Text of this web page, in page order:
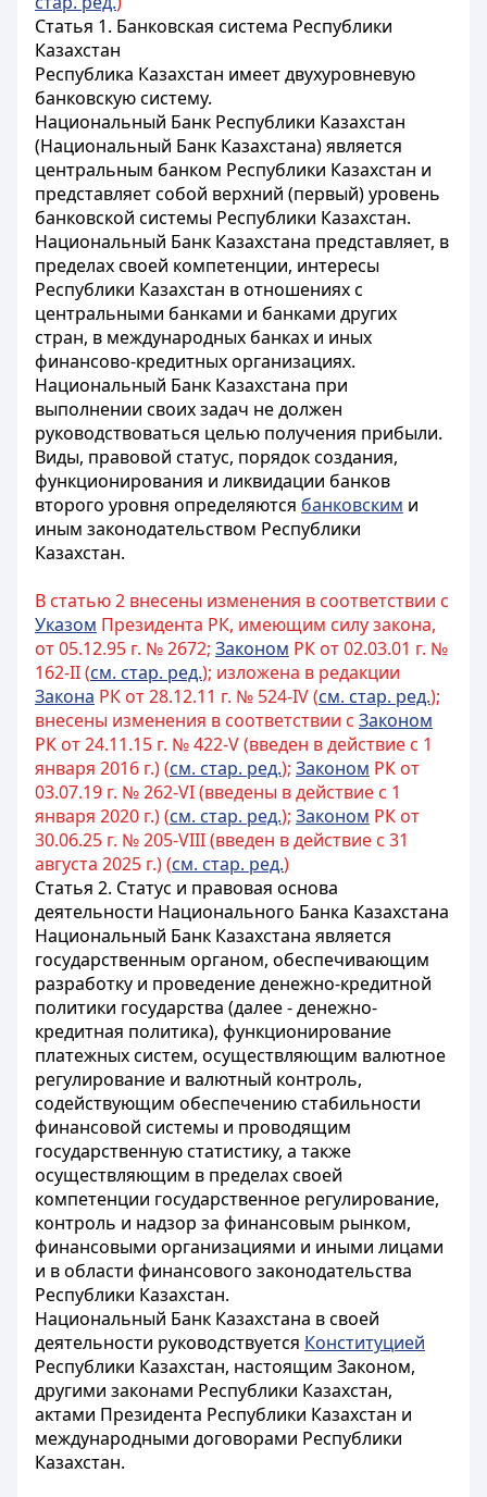
Статья 1. Банковская система Республики
Казахстан
Республика Казахстан имеет двухуровневую
банковскую систему.
Национальный Банк Республики Казахстан
(Национальный Банк Казахстана) является
центральным банком Республики Казахстан и
представляет собой верхний (первый) уровень
банковской системы Республики Казахстан.
Национальный Банк Казахстана представляет, в
пределах своей компетенции, интересы
Республики Казахстан в отношениях с
центральными банками и банками других
стран, в международных банках и иных
финансово-кредитных организациях.
Национальный Банк Казахстана при
выполнении своих задач не должен
руководствоваться целью получения прибыли.
Виды, правовой статус, порядок создания,
функционирования и ликвидации банков
второго уровня определяются банковским и
иным законодательством Республики
Казахстан.
В статью 2 внесены изменения в соответствии с
Указом Президента РК, имеющим силу закона,
от 05.12.95 г. № 2672; Законом РК от 02.03.01 г. №
162-II (см. стар. ред.); изложена в редакции
Закона РК от 28.12.11 г. № 524-IV (см. стар. ред.);
внесены изменения в соответствии с Законом
РК от 24.11.15 г. № 422-V (введен в действие с 1
января 2016 г.) (см. стар. ред.); Законом РК от
03.07.19 г. № 262-VI (введены в действие с 1
января 2020 г.) (см. стар. ред.); Законом РК от
30.06.25 г. № 205-VIII (введен в действие с 31
августа 2025 г.) (см. стар. ред.)
Статья 2. Статус и правовая основа
деятельности Национального Банка Казахстана
Национальный Банк Казахстана является
государственным органом, обеспечивающим
разработку и проведение денежно-кредитной
политики государства (далее - денежно-
кредитная политика), функционирование
платежных систем, осуществляющим валютное
регулирование и валютный контроль,
содействующим обеспечению стабильности
финансовой системы и проводящим
государственную статистику, а также
осуществляющим в пределах своей
компетенции государственное регулирование,
контроль и надзор за финансовым рынком,
финансовыми организациями и иными лицами
и в области финансового законодательства
Республики Казахстан.
Национальный Банк Казахстана в своей
деятельности руководствуется Конституцией
Республики Казахстан, настоящим Законом,
другими законами Республики Казахстан,
актами Президента Республики Казахстан и
международными договорами Республики
Казахстан.